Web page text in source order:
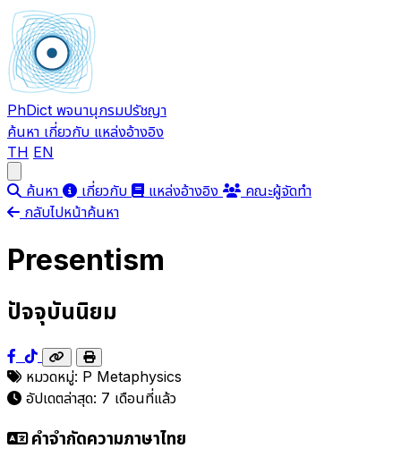
PhDict พจนานุกรมปรัชญา
ค้นหา เกี่ยวกับ แหล่งอ้างอิง
TH EN
ค้นหา เกี่ยวกับ แหล่งอ้างอิง
คณะผู้จัดทำ
กลับไปหน้าค้นหา
Presentism
ปัจจุบันนิยม
หมวดหมู่: P Metaphysics
อัปเดตล่าสุด: 7 เดือนที่แล้ว
คำจำกัดความภาษาไทย